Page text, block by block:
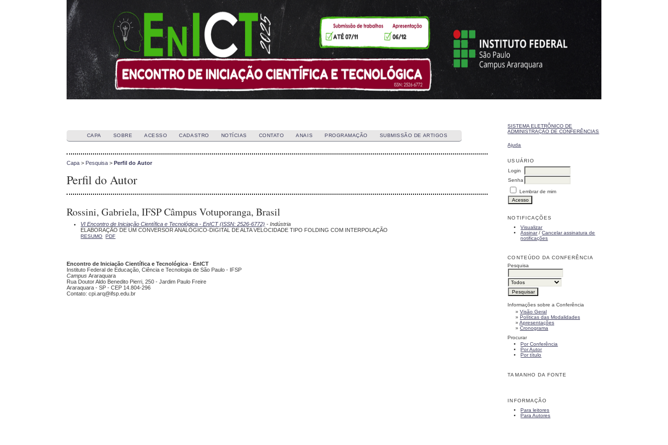
SISTEMA ELETRÔNICO DE
ADMINISTRAÇÃO DE CONFERÊNCIAS
Ajuda
USUÁRIO
Login
Senha
Lembrar de mim
NOTIFICAÇÕES
Visualizar
Assinar/Cancelar assinatura de
notificações
CONTEÚDO DA CONFERÊNCIA
Pesquisa
Informações sobre a Conferência
»Visão Geral
»Políticas das Modalidades
»Apresentações
»Cronograma
Procurar
Por Conferência
Por Autor
Por título
TAMANHO DA FONTE
INFORMAÇÃO
Para leitores
Para Autores
CAPA SOBRE ACESSO CADASTRO NOTÍCIAS CONTATO ANAIS PROGRAMAÇÃO SUBMISSÃO DE ARTIGOS
Capa > Pesquisa >Perfil do Autor
Perfil do Autor
Rossini, Gabriela, IFSP Câmpus Votuporanga, Brasil
VI Encontro de Iniciação Científica e Tecnológica - EnICT (ISSN: 2526-6772) - Indústria
ELABORAÇÃO DE UM CONVERSOR ANALÓGICO-DIGITAL DE ALTA VELOCIDADE TIPO FOLDING COM INTERPOLAÇÃO
RESUMO PDF
Encontro de Iniciação Científica e Tecnológica - EnICT
Instituto Federal de Educação, Ciência e Tecnologia de São Paulo - IFSP
CampusAraraquara
Rua Doutor Aldo Benedito Pierri, 250 - Jardim Paulo Freire
Araraquara - SP - CEP 14.804-296
Contato: cpi.arq@ifsp.edu.br